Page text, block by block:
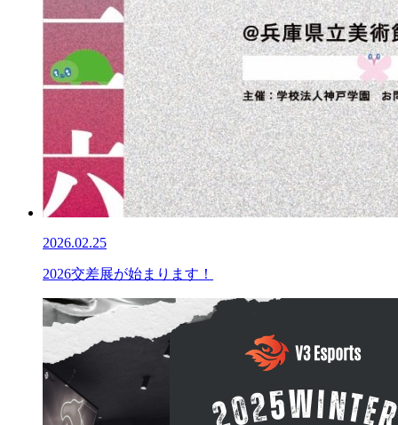
2026.02.25
2026交差展が始まります！